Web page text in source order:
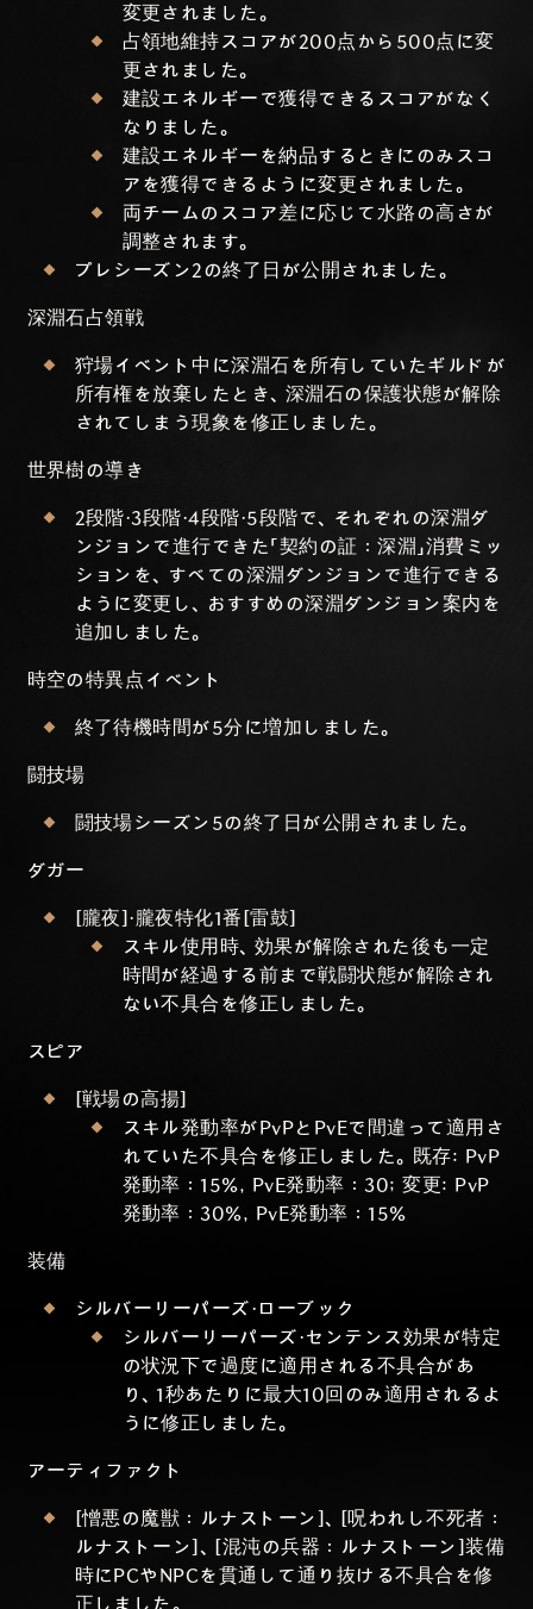
変更されました。
占領地維持スコアが200点から500点に変
更されました。
建設エネルギーで獲得できるスコアがなく
なりました。
建設エネルギーを納品するときにのみスコ
アを獲得できるように変更されました。
両チームのスコア差に応じて水路の高さが
調整されます。
プレシーズン2の終了日が公開されました。
深淵石占領戦
狩場イベント中に深淵石を所有していたギルドが
所有権を放棄したとき、深淵石の保護状態が解除
されてしまう現象を修正しました。
世界樹の導き
2段階・3段階・4段階・5段階で、それぞれの深淵ダ
ンジョンで進行できた「契約の証：深淵」消費ミッ
ションを、すべての深淵ダンジョンで進行できる
ように変更し、おすすめの深淵ダンジョン案内を
追加しました。
時空の特異点イベント
終了待機時間が5分に増加しました。
闘技場
闘技場シーズン5の終了日が公開されました。
ダガー
[朧夜]・朧夜特化1番[雷鼓]
スキル使用時、効果が解除された後も一定
時間が経過する前まで戦闘状態が解除され
ない不具合を修正しました。
スピア
[戦場の高揚]
スキル発動率がPvPとPvEで間違って適用さ
れていた不具合を修正しました。既存: PvP
発動率：15%, PvE発動率：30; 変更: PvP
発動率：30%, PvE発動率：15%
装備
シルバーリーパーズ・ローブック
シルバーリーパーズ・センテンス効果が特定
の状況下で過度に適用される不具合があ
り、1秒あたりに最大10回のみ適用されるよ
うに修正しました。
アーティファクト
[憎悪の魔獣：ルナストーン]、[呪われし不死者：
ルナストーン]、[混沌の兵器：ルナストーン]装備
時にPCやNPCを貫通して通り抜ける不具合を修
正しました。